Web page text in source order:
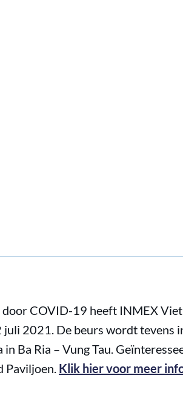
COVID-19 heeft INMEX
2021. De beurs wordt tevens
Ba Ria – Vung Tau.
Paviljoen. Klik hier voor meer